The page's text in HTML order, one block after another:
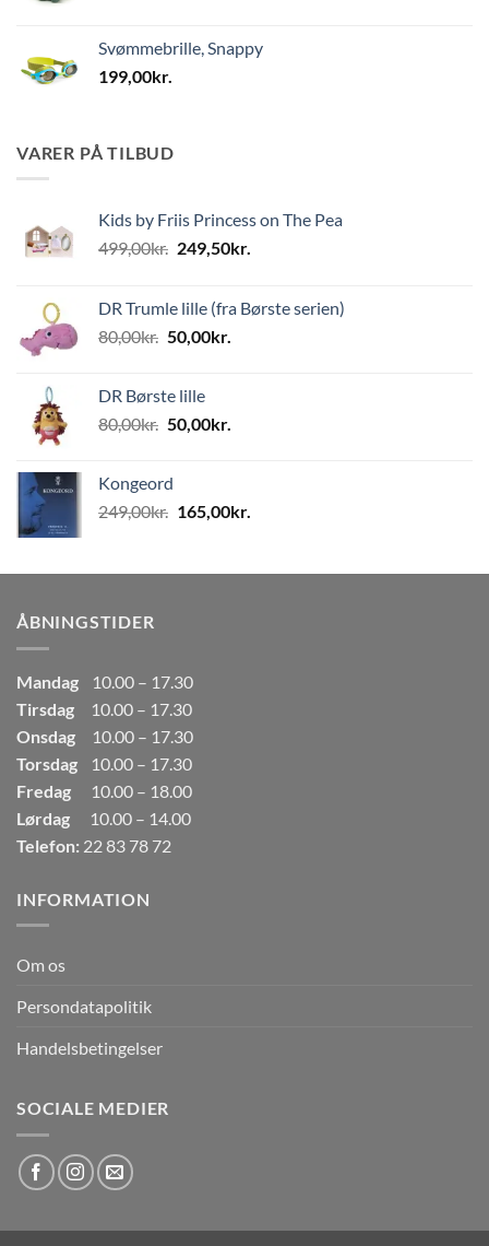
Svømmebrille, Snappy
199,00kr.
VARER PÅ TILBUD
Kids by Friis Princess on The Pea
499,00kr. Den
var:
499,00kr..
249,50kr.
er:
DR Trumle lille (fra Børste serien)
80,00kr. Den
var:
80,00kr..
50,00kr.
50,00kr..
DR Børste lille
80,00kr. Den
var:
80,00kr..
50,00kr.
50,00kr..
Kongeord
249,00kr. Den
var:
165,00kr.
er:
ÅBNINGSTIDER
Mandag
10.00 – 17.30
Tirsdag
10.00 – 17.30
Onsdag
10.00 – 17.30
Torsdag
10.00 – 17.30
Fredag
10.00 – 18.00
Lørdag
10.00 – 14.00
Telefon: 22 83 78 72
INFORMATION
Om os
Persondatapolitik
Handelsbetingelser
SOCIALE MEDIER